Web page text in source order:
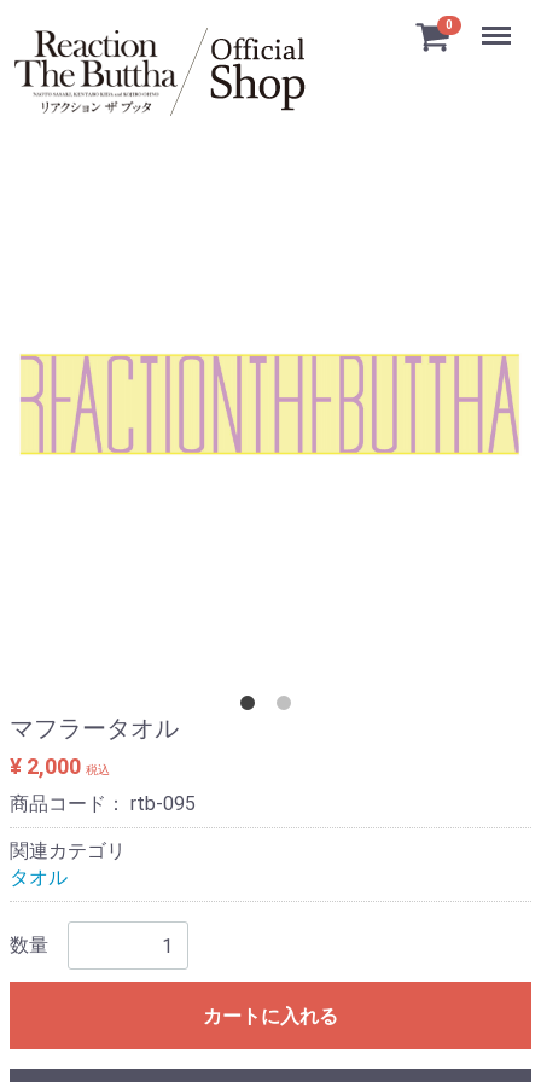
0 Menu
マフラータオル
¥ 2,000 税込
商品コード： rtb-095
関連カテゴリ
タオル
数量
カートに入れる